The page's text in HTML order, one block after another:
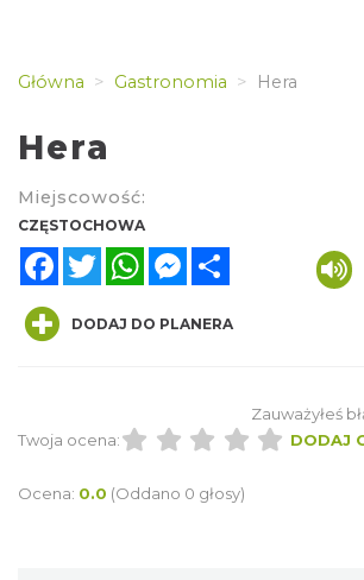
Główna Gastronomia Hera
Hera
Miejscowość:
CZĘSTOCHOWA
FacebookTwitterWhatsAppMessenger
DODAJ DO PLANERA
Zauważyłeś
Twoja ocena:
DODAJ
Ocena: 0.0 (Oddano 0 głosy)